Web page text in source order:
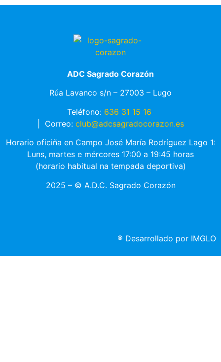
ADC Sagrado Corazón
Rúa Lavanco s/n – 27003 – Lugo
Teléfono: 636 31 15 16
Correo: club@adcsagradocorazon.es
Horario oficiña en Campo José María Rodríguez Lago 1:
Luns, martes e mércores 17:00 a 19:45 horas
(horario habitual na tempada deportiva)
2025 – © A.D.C. Sagrado Corazón
® Desarrollado por IMGLO